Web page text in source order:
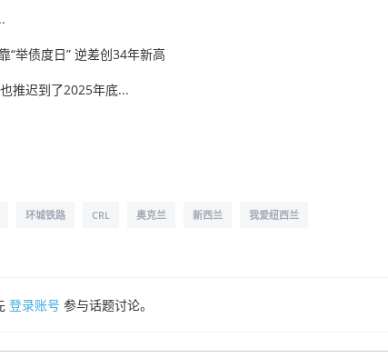
“举债度日” 逆差创34年新高
推迟到了2025年底...
环城铁路 CRL 奥克兰 新西兰 我爱纽西兰
登录账号 参与话题讨论。